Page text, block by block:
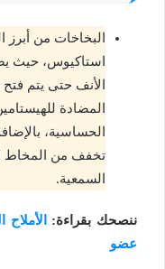
البخاخات من
استاكيوس، حيث
الأنف حتى يتم
المضادة
الحساسية،
تخفف من المخاط
السمعية.
ننصحك بقراءة:
عضو